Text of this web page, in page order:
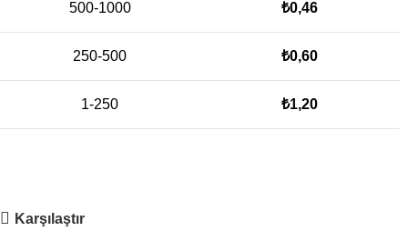
500-1000 ₺0,46
250-500 ₺0,60
1-250 ₺1,20
Karşılaştır